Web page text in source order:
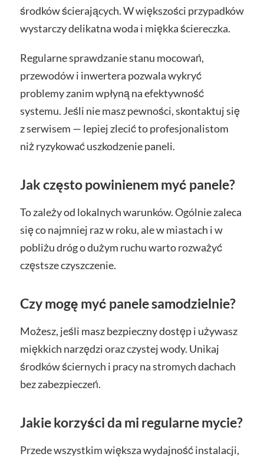
środków ścierających. W większości przypadków
wystarczy delikatna woda i miękka ściereczka.
Regularne sprawdzanie stanu mocowań,
przewodów i inwertera pozwala wykryć
problemy zanim wpłyną na efektywność
systemu. Jeśli nie masz pewności, skontaktuj się
z serwisem — lepiej zlecić to profesjonalistom
niż ryzykować uszkodzenie paneli.
Jak często powinienem myć panele?
To zależy od lokalnych warunków. Ogólnie zaleca
się co najmniej raz w roku, ale w miastach i w
pobliżu dróg o dużym ruchu warto rozważyć
częstsze czyszczenie.
Czy mogę myć panele samodzielnie?
Możesz, jeśli masz bezpieczny dostęp i używasz
miękkich narzędzi oraz czystej wody. Unikaj
środków ściernych i pracy na stromych dachach
bez zabezpieczeń.
Jakie korzyści da mi regularne mycie?
Przede wszystkim większa wydajność instalacji,